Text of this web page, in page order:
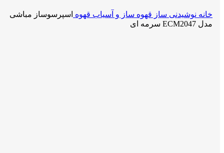
جستجو خانه نوشیدنی ساز قهوه ساز و آسیاب قهوه اسپرسوساز مباشی
مدل ECM2047 سرمه ای